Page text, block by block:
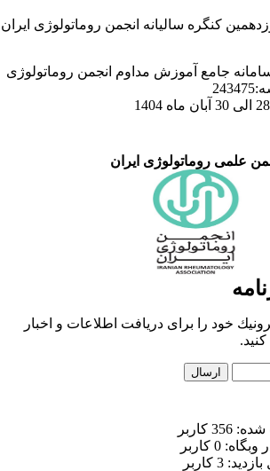
جامع آموزش مداوم انجمن روماتولوژی
علمی روماتولوژی ایران
خود را برای دريافت اطلاعات و اخبار
0 کاربر
3 کاربر